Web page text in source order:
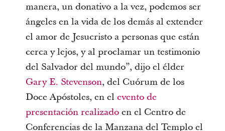
manera, un donativo a la vez, podemos ser
ángeles en la vida de los demás al extender
el amor de Jesucristo a personas que están
cerca y lejos, y al proclamar un testimonio
del Salvador del mundo”, dijo el élder
Gary E. Stevenson, del Cuórum de los
Doce Apóstoles, en el evento de
presentación realizadoen el Centro de
Conferencias de la Manzana del Templo el